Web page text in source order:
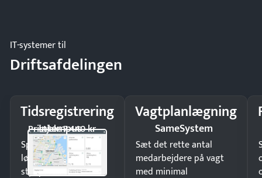
IT-systemer til
Driftsafdelingen
Tidsregistrering
Intempus
Pristjek: 7.440 kr
Spar tid på
lønberegning og få
styr på
Vagtplanlægning
SameSystem
Sæt det rette antal
medarbejdere på vagt
med minimal